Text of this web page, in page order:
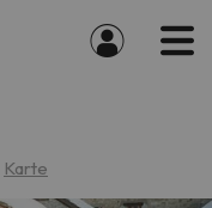
Karte